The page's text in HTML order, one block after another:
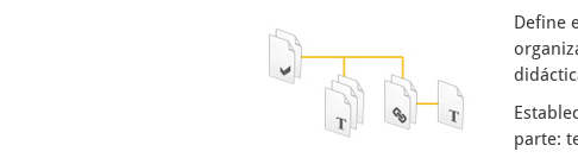
Define
parte: